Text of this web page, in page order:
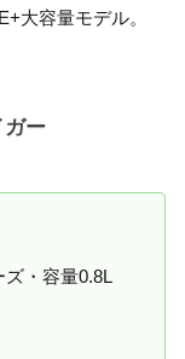
大容量モデル。
ガー
ズ・容量0.8L